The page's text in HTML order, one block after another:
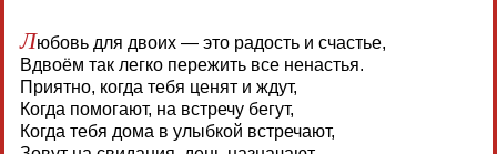
Любовь для двоих — это радость и счастье,
Вдвоём так легко пережить все ненастья.
Приятно, когда тебя ценят и ждут,
Когда помогают, на встречу бегут,
Когда тебя дома в улыбкой встречают,